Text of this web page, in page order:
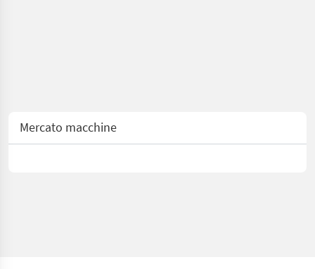
Mercato macchine